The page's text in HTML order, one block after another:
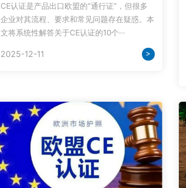
CE认证是产品出口欧盟的“通行证”，但很多
企业对其流程、要求和常见问题存在疑惑。本
文将系统性解答关于CE认证的10个···
2025-12-11 >